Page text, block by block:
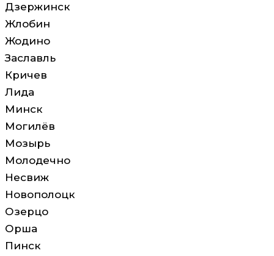
Дзержинск
Жлобин
Жодино
Заславль
Кричев
Лида
Минск
Могилёв
Мозырь
Молодечно
Несвиж
Новополоцк
Озерцо
Орша
Пинск